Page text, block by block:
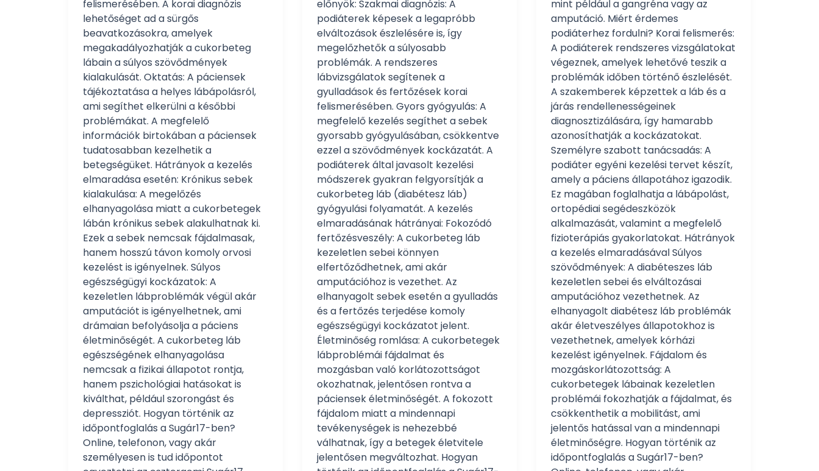
felismerésében. A korai diagnózis
lehetőséget ad a sürgős
beavatkozásokra, amelyek
megakadályozhatják a cukorbeteg
lábain a súlyos szövődmények
kialakulását. Oktatás: A páciensek
tájékoztatása a helyes lábápolásról,
ami segíthet elkerülni a későbbi
problémákat. A megfelelő
információk birtokában a páciensek
tudatosabban kezelhetik a
betegségüket. Hátrányok a kezelés
elmaradása esetén: Krónikus sebek
kialakulása: A megelőzés
elhanyagolása miatt a cukorbetegek
lábán krónikus sebek alakulhatnak ki.
Ezek a sebek nemcsak fájdalmasak,
hanem hosszú távon komoly orvosi
kezelést is igényelnek. Súlyos
egészségügyi kockázatok: A
kezeletlen lábproblémák végül akár
amputációt is igényelhetnek, ami
drámaian befolyásolja a páciens
életminőségét. A cukorbeteg láb
egészségének elhanyagolása
nemcsak a fizikai állapotot rontja,
hanem pszichológiai hatásokat is
kiválthat, például szorongást és
depressziót. Hogyan történik az
időpontfoglalás a Sugár17-ben?
Online, telefonon, vagy akár
személyesen is tud időpontot
előnyök: Szakmai diagnózis: A
podiáterek képesek a legapróbb
elváltozások észlelésére is, így
megelőzhetők a súlyosabb
problémák. A rendszeres
lábvizsgálatok segítenek a
gyulladások és fertőzések korai
felismerésében. Gyors gyógyulás: A
megfelelő kezelés segíthet a sebek
gyorsabb gyógyulásában, csökkentve
ezzel a szövődmények kockázatát. A
podiáterek által javasolt kezelési
módszerek gyakran felgyorsítják a
cukorbeteg láb (diabétesz láb)
gyógyulási folyamatát. A kezelés
elmaradásának hátrányai: Fokozódó
fertőzésveszély: A cukorbeteg láb
kezeletlen sebei könnyen
elfertőződhetnek, ami akár
amputációhoz is vezethet. Az
elhanyagolt sebek esetén a gyulladás
és a fertőzés terjedése komoly
egészségügyi kockázatot jelent.
Életminőség romlása: A cukorbetegek
lábproblémái fájdalmat és
mozgásban való korlátozottságot
okozhatnak, jelentősen rontva a
páciensek életminőségét. A fokozott
fájdalom miatt a mindennapi
tevékenységek is nehezebbé
válhatnak, így a betegek életvitele
jelentősen megváltozhat. Hogyan
mint például a gangréna vagy az
amputáció. Miért érdemes
podiáterhez fordulni? Korai felismerés:
A podiáterek rendszeres vizsgálatokat
végeznek, amelyek lehetővé teszik a
problémák időben történő észlelését.
A szakemberek képzettek a láb és a
járás rendellenességeinek
diagnosztizálására, így hamarabb
azonosíthatják a kockázatokat.
Személyre szabott tanácsadás: A
podiáter egyéni kezelési tervet készít,
amely a páciens állapotához igazodik.
Ez magában foglalhatja a lábápolást,
ortopédiai segédeszközök
alkalmazását, valamint a megfelelő
fizioterápiás gyakorlatokat. Hátrányok
a kezelés elmaradásával Súlyos
szövődmények: A diabéteszes láb
kezeletlen sebei és elváltozásai
amputációhoz vezethetnek. Az
elhanyagolt diabétesz láb problémák
akár életveszélyes állapotokhoz is
vezethetnek, amelyek kórházi
kezelést igényelnek. Fájdalom és
mozgáskorlátozottság: A
cukorbetegek lábainak kezeletlen
problémái fokozhatják a fájdalmat, és
csökkenthetik a mobilitást, ami
jelentős hatással van a mindennapi
életminőségre. Hogyan történik az
időpontfoglalás a Sugár17-ben?